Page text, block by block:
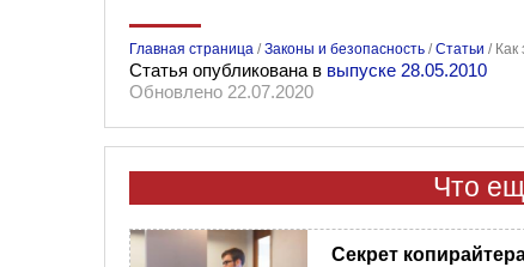
Главная страница /Законы и безопасность /Статьи / Как
Статья опубликована в выпуске 28.05.2010
Обновлено 22.07.2020
Что
Секрет